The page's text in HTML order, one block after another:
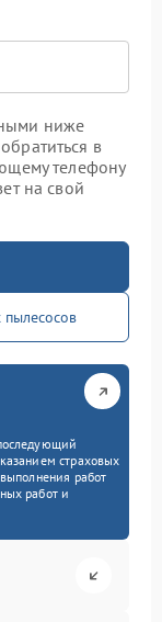
ниже
в
телефону
на свой
страховых
работ
работ и